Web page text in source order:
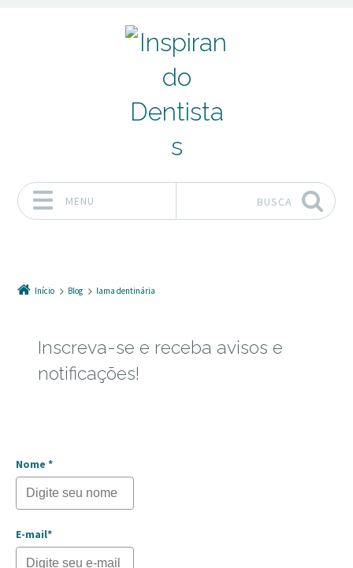
MENU BUSCA
Início Blog lama dentinária
Inscreva-se e receba avisos e
notificações!
Nome *
E-mail*